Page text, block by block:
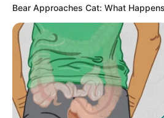
Attestasiyadan
çıxarılmaq demək deyil –
məqamlar
95
Bear Approaches Cat: What